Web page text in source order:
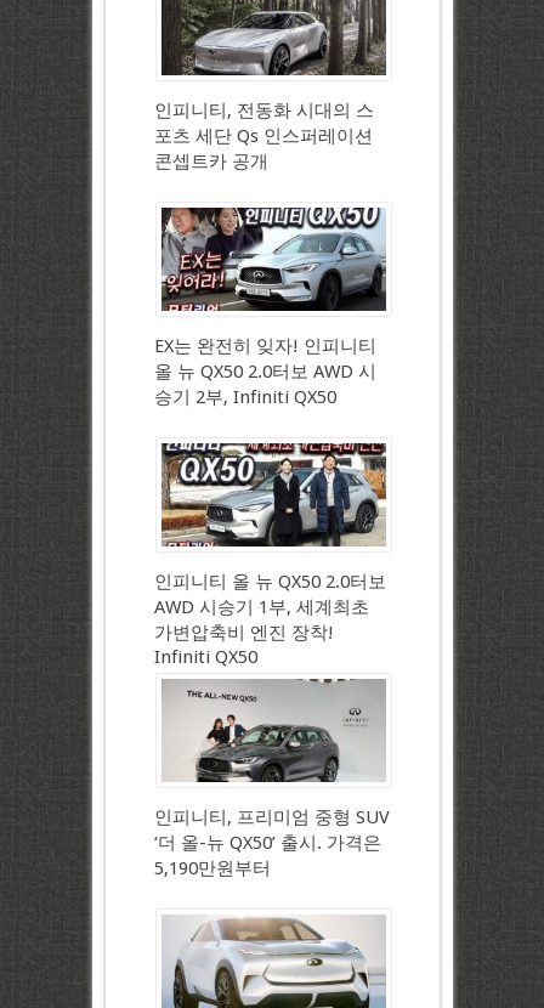
인피니티, 전동화 시대의 스
포츠 세단 Qs 인스퍼레이션
콘셉트카 공개
EX는 완전히 잊자! 인피니티
올 뉴 QX50 2.0터보 AWD 시
승기 2부, Infiniti QX50
인피니티 올 뉴 QX50 2.0터보
AWD 시승기 1부, 세계최초
가변압축비 엔진 장착!
Infiniti QX50
인피니티, 프리미엄 중형 SUV
‘더 올-뉴 QX50’ 출시. 가격은
5,190만원부터